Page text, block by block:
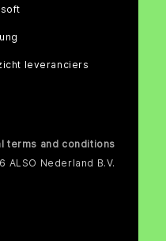
leveranciers
terms and conditions
ALSO Nederland B.V.